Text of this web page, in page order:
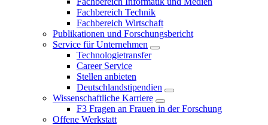
Fachbereich Technik
Fachbereich Wirtschaft
Publikationen und Forschungsbericht
Service für Unternehmen
Technologietransfer
Career Service
Stellen anbieten
Deutschlandstipendien
Wissenschaftliche Karriere
F3 Fragen an Frauen in der Forschung
Offene Werkstatt